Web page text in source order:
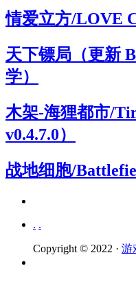
情爱立方/LOVE
天下镖局（更新
学）
木架-海狸都市/
v0.4.7.0）
战地细胞/
. .
Copyright © 2022 · 游